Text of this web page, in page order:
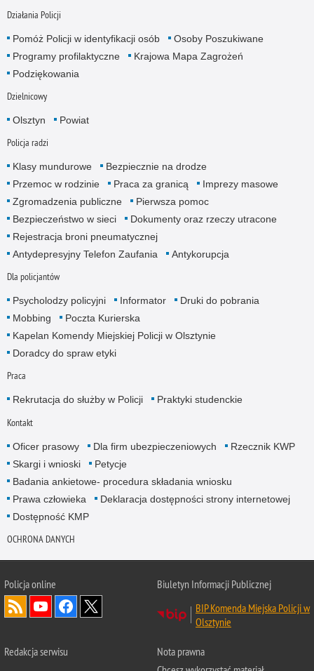
Działania Policji
Pomóż Policji w identyfikacji osób
Osoby Poszukiwane
Programy profilaktyczne
Krajowa Mapa Zagrożeń
Podziękowania
Dzielnicowy
Olsztyn Powiat
Policja radzi
Klasy mundurowe
Bezpiecznie na drodze
Przemoc w rodzinie
Praca za granicą
Imprezy masowe
Zgromadzenia publiczne
Pierwsza pomoc
Bezpieczeństwo w sieci
Dokumenty oraz rzeczy utracone
Rejestracja broni pneumatycznej
Antydepresyjny Telefon Zaufania
Antykorupcja
Dla policjantów
Psycholodzy policyjni Informator
Druki do pobrania
Mobbing
Poczta Kurierska
Kapelan Komendy Miejskiej Policji w Olsztynie
Doradcy do spraw etyki
Praca
Rekrutacja do służby w Policji Praktyki studenckie
Kontakt
Oficer prasowy Dla firm ubezpieczeniowych
Rzecznik KWP
Skargi i wnioski
Petycje
Badania ankietowe- procedura składania wniosku
Prawa człowieka
Deklaracja dostępności strony internetowej
Dostępność KMP
OCHRONA DANYCH
Policja online
Biuletyn Informacji Publicznej
BIP Komenda Miejska Policji w
Olsztynie
Redakcja serwisu
Nota prawna